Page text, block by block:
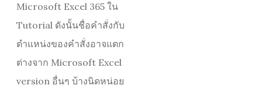
Microsoft Excel 365 ใน
Tutorial ดังนั้นชื่อคำสั่งกับ
ตำแหน่งของคำสั่งอาจแตก
ต่างจาก Microsoft Excel
version อื่นๆ บ้างนิดหน่อย